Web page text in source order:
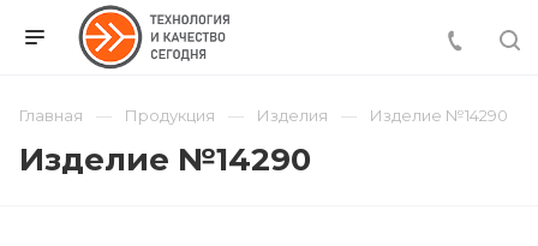
Главная Продукция Изделия Изделие №14290
Изделие №14290